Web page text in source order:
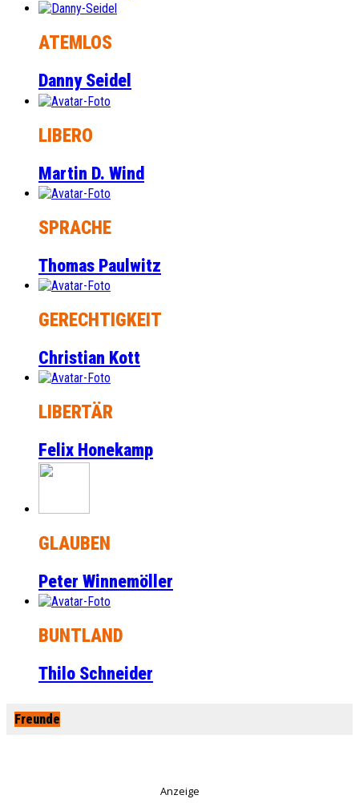
ATEMLOS
Danny Seidel
LIBERO
Martin D. Wind
SPRACHE
Thomas Paulwitz
GERECHTIGKEIT
Christian Kott
LIBERTÄR
Felix Honekamp
GLAUBEN
Peter Winnemöller
BUNTLAND
Thilo Schneider
Freunde
Anzeige